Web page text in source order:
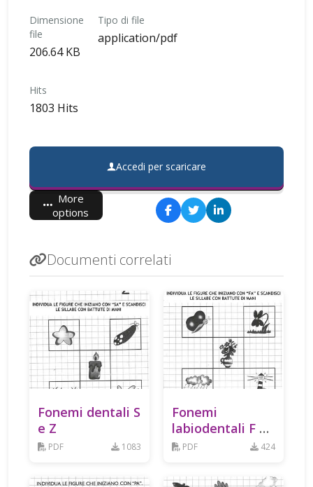
Dimensione
file
206.64 KB
Tipo di file
application/pdf
Hits
1803 Hits
Accedi per scaricare
More
options
Documenti correlati
Fonemi dentali S
e Z
PDF 1083
Fonemi
labiodentali F e
V PDF 424